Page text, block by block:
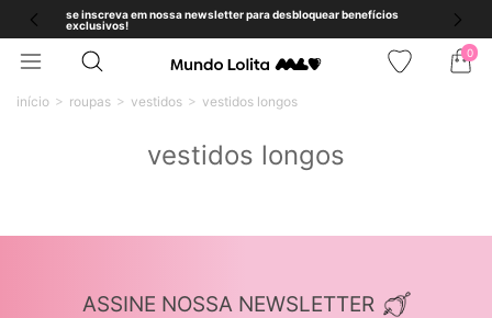
se inscreva em nossa newsletter para desbloquear benefícios
exclusivos!
0
início roupas vestidos vestidos longos
vestidos longos
ASSINE NOSSA NEWSLETTER